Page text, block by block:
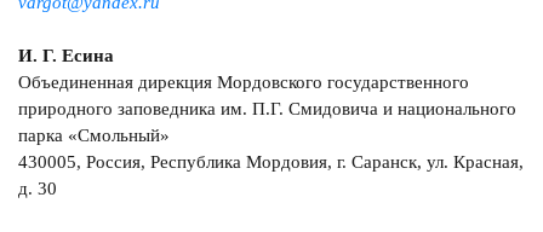
И. Г. Есина
Объединенная дирекция Мордовского государственного
природного заповедника им. П.Г. Смидовича и национального
парка «Смольный»
430005, Россия, Республика Мордовия, г. Саранск, ул. Красная,
д. 30